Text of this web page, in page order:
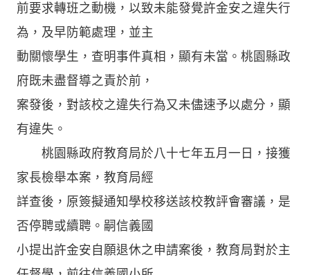
前要求轉班之動機，以致未能發覺許金安之違失行
為，及早防範處理，並主
動關懷學生，查明事件真相，顯有未當。桃園縣政
府既未盡督導之責於前，
案發後，對該校之違失行為又未儘速予以處分，顯
有違失。
桃園縣政府教育局於八十七年五月一日，接獲
家長檢舉本案，教育局經
詳查後，原簽擬通知學校移送該校教評會審議，是
否停聘或續聘。嗣信義國
小提出許金安自願退休之申請案後，教育局對於主